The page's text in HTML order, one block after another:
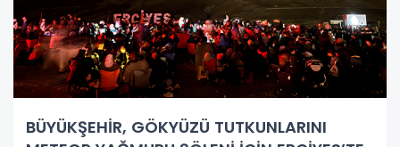
BÜYÜKŞEHİR, GÖKYÜZÜ TUTKUNLARINI